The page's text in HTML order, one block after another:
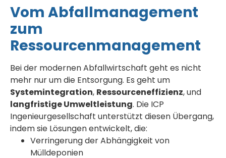
Vom Abfallmanagement
zum
Ressourcenmanagement
Bei der modernen Abfallwirtschaft geht es nicht
mehr nur um die Entsorgung. Es geht um
Systemintegration, Ressourceneffizienz, und
langfristige Umweltleistung. Die ICP
Ingenieurgesellschaft unterstützt diesen Übergang,
indem sie Lösungen entwickelt, die:
Verringerung der Abhängigkeit von
Mülldeponien